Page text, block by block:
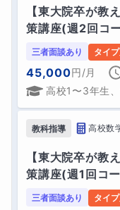
【東大院卒が教
策講座(週2回コ
三者面談あり タイ
45,000円/月
高校1〜3年生
教科指導 高校数
【東大院卒が教
策講座(週1回コ
三者面談あり タイ